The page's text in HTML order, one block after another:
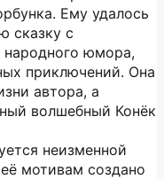
Ему удалось
сказку с
юмора,
приключений. Она
автора, а
волшебный Конёк
неизменной
мотивам создано